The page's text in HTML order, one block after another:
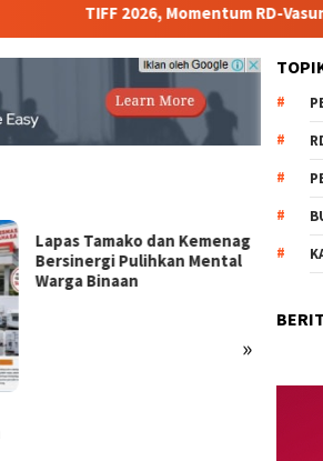
TIFF 2026, Momentum RD-Vasung
»
Mental
114 ASN Dilantik Bupati
Robby Dondokambey, Ini
Daftar Nama Lengkap